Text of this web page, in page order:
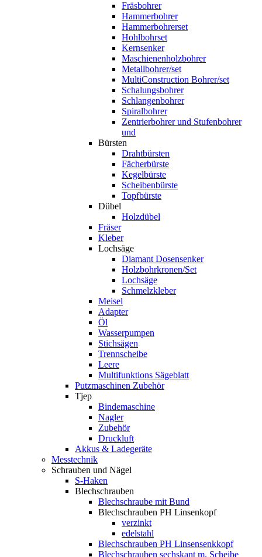
Fräsbohrer
Hammerbohrer
Hammerbohrerset
Hohlbohrset
Kernsenker
Maschienenholzbohrer
Metallbohrer/set
MultiConstruction Bohrer/set
Schalungsbohrer
Schlangenbohrer
Spiralbohrer
Zentrierbohrer und Stufenbohrer
und
Bürsten
Drahtbürsten
Fächerbürste
Kegelbürste
Scheibenbürste
Topfbürste
Dübel
Holzdübel
Fräser
Kleber
Lochsäge
Diamant Dosensenker
Holzbohrkronen/Set
Lochsäge
Schmelzkleber
Meisel
Adapter
Öl
Wasserpumpen
Stichsägen
Trennscheibe
Leere
Multifunktions Sägeblatt
Putzmaschinen Zubehör
Tjep
Bindemaschine
Nagler
Zubehör
Druckluft
Akkus & Ladegeräte
Messtechnik
Schrauben und Nägel
S-Haken
Blechschrauben
Blechschraube mit Bund
Blechschrauben PH Linsenkopf
verzinkt
edelstahl
Blechschrauben PH Linsensenkkopf
Blechschrauben sechskant m. Scheibe